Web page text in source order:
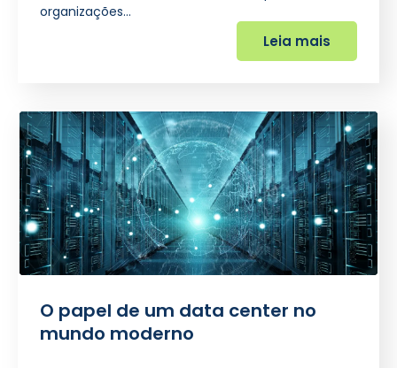
organizações…
Leia mais
O papel de um data center no
mundo moderno